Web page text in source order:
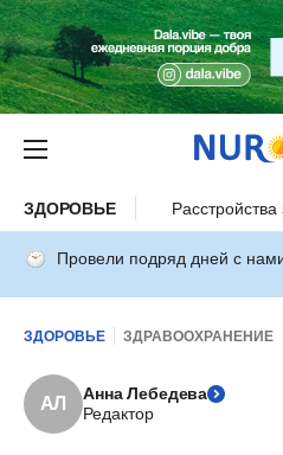
ЗДОРОВЬЕ Расстройства
Провели подряд дней с
ЗДОРОВЬЕ ЗДРАВООХРАНЕНИЕ
АЛ
Анна Лебедева
Редактор